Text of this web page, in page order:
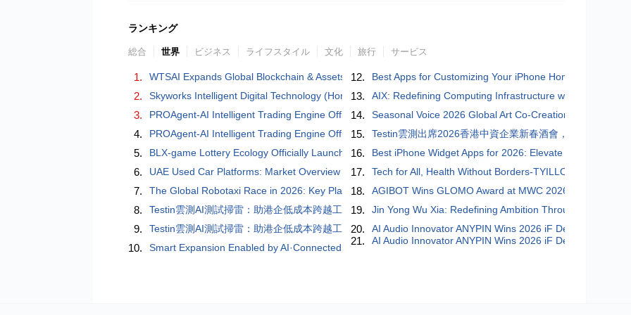
ランキング
総合 世界 ビジネス ライフスタイル 文化 旅行 サービス
1. WTSAI Expands Global Blockchain & Assets
2. Skyworks Intelligent Digital Technology (Hong Kong) Co., Limited Officially Incorporated Xunke
3. PROAgent-AI Intelligent Trading Engine Officially Launches Live Trading Hosting, Marking a New Upgrade
4. PROAgent-AI Intelligent Trading Engine Officially Launches Live Trading Hosting, Marking a New Upgrade
5. BLX-game Lottery Ecology Officially Launched: A Digital Bridge Connecting Dreams and Opportunities
6. UAE Used Car Platforms: Market Overview and Key Trends (2026)
7. The Global Robotaxi Race in 2026: Key Players, Competitive Landscape, and Why CaoCao Inc. Is
8. Testin雲測AI測試掃雷：助港企低成本跨越工業製造「穩定性門檻」
9. Testin雲測AI測試掃雷：助港企低成本跨越工業製造「穩定性門檻」
10. Smart Expansion Enabled by AI·Connected World — The 2nd (2026) China Enterprise Global Expansion
12. Best Apps for Customizing Your iPhone Home Screen in
13. AIX: Redefining Computing Infrastructure with DePIN and
14. Seasonal Voice 2026 Global Art Co-Creation Program
15. Testin雲測出席2026香港中資企業新春酒會，AI測試成企業
16. Best iPhone Widget Apps for 2026: Elevate Your iOS 26
17. Tech for All, Health Without Borders-TYILLO’s Global
18. AGIBOT Wins GLOMO Award at MWC 2026 and
19. Jin Yong Wu Xia: Redefining Ambition Through
20. AI Audio Innovator ANYPIN Wins 2026 iF Design Award-
21. AI Audio Innovator ANYPIN Wins 2026 iF Design Award-